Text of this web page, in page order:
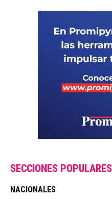
SECCIONES POPULARES
NACIONALES